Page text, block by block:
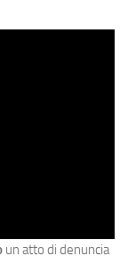
un atto di denuncia